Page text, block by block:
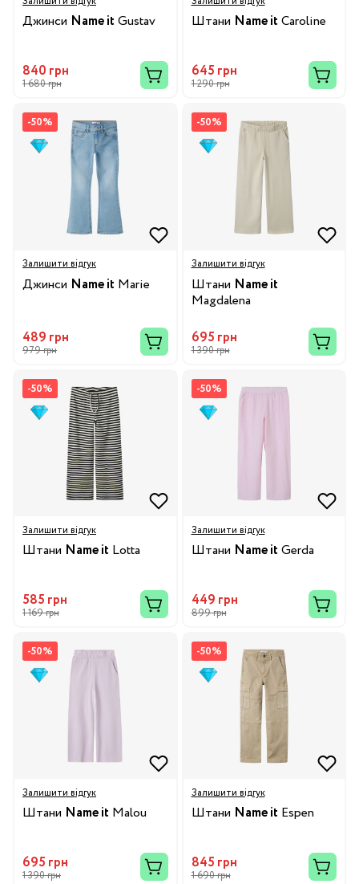
Джинси Name it Gustav
840 грн
1 680 грн
Штани Name it Caroline
645 грн
1 290 грн
-50%
Залишити відгук
Джинси Name it Marie
489 грн
979 грн
-50%
Залишити відгук
Штани Name it
Magdalena
695 грн
1 390 грн
-50%
Залишити відгук
Штани Name it Lotta
585 грн
1 169 грн
-50%
Залишити відгук
Штани Name it Gerda
449 грн
899 грн
-50%
Залишити відгук
Штани Name it Malou
695 грн
1 390 грн
-50%
Залишити відгук
Штани Name it Espen
845 грн
1 690 грн